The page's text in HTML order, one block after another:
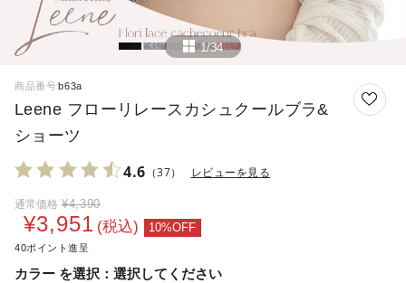
1/34
商品番号 b63a
Leene フローリレースカシュクールブラ&
ショーツ
4.6 （37） レビューを見る
通常価格 ¥4,390
¥3,951 税込
40
カラー 選択してください